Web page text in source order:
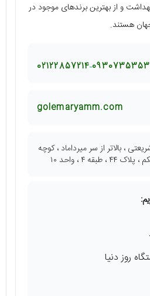
و از بهترین برندهای موجود در
هستند.
02122857214
golemaryamm.com
، بالاتر از سر میرداماد ، کوچه
طبقه ۴ ، واحد ۱۰
روز دنیا